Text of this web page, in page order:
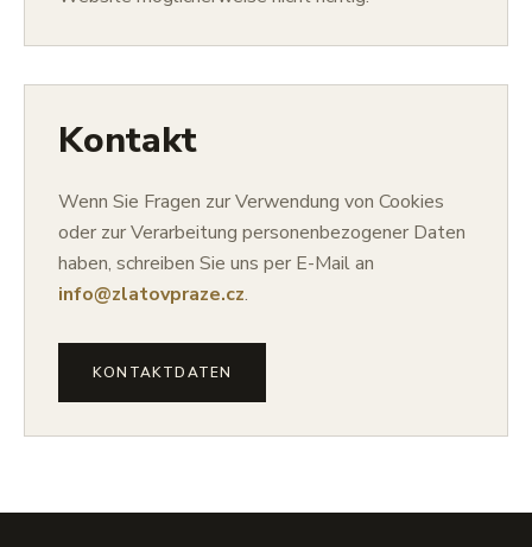
Kontakt
Wenn Sie Fragen zur Verwendung von Cookies
oder zur Verarbeitung personenbezogener Daten
haben, schreiben Sie uns per E-Mail an
info@zlatovpraze.cz.
KONTAKTDATEN